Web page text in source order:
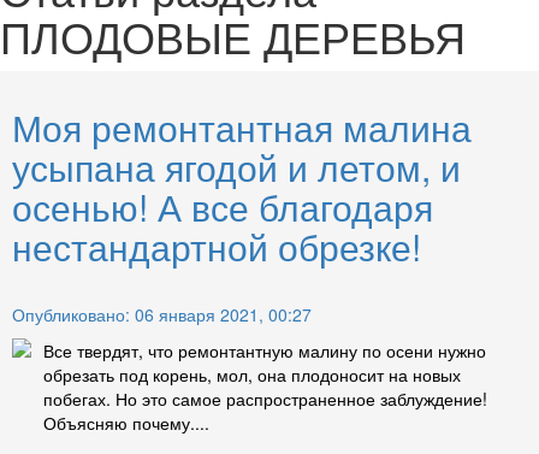
ПЛОДОВЫЕ ДЕРЕВЬЯ
Моя ремонтантная малина
усыпана ягодой и летом, и
осенью! А все благодаря
нестандартной обрезке!
Опубликовано: 06 января 2021, 00:27
Все твердят, что ремонтантную малину по осени нужно
обрезать под корень, мол, она плодоносит на новых
побегах. Но это самое распространенное заблуждение!
Объясняю почему....